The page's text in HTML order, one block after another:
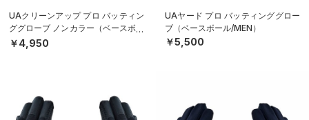
UAクリーンアップ プロ バッティン
ググローブ ノンカラー（ベースボー
ル/MEN）
￥4,950
UAヤード プロ バッティンググロー
ブ（ベースボール/MEN）
￥5,500